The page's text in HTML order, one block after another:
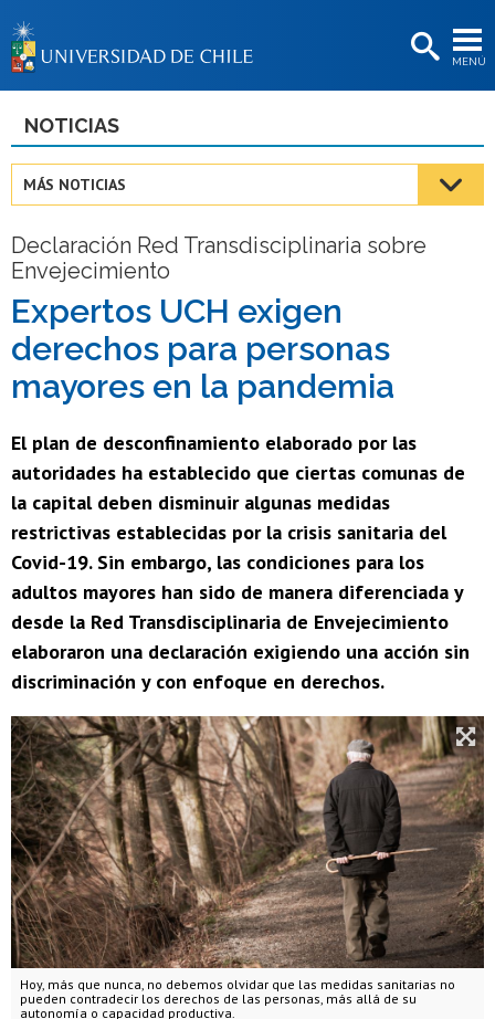
MENÚ
BIBLIOTECAS
Estudiantes
Académicas/os
Funcionarias/os
Egresadas/os
NOTICIAS
MÁS NOTICIAS
Declaración Red Transdisciplinaria sobre
Envejecimiento
Expertos UCH exigen
derechos para personas
mayores en la pandemia
El plan de desconfinamiento elaborado por las
autoridades ha establecido que ciertas comunas de
la capital deben disminuir algunas medidas
restrictivas establecidas por la crisis sanitaria del
Covid-19. Sin embargo, las condiciones para los
adultos mayores han sido de manera diferenciada y
desde la Red Transdisciplinaria de Envejecimiento
elaboraron una declaración exigiendo una acción sin
discriminación y con enfoque en derechos.
Hoy, más que nunca, no debemos olvidar que las medidas sanitarias no
pueden contradecir los derechos de las personas, más allá de su
autonomía o capacidad productiva.